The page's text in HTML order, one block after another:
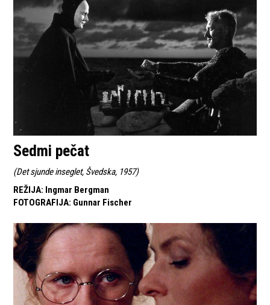
Sedmi pečat
(Det sjunde inseglet, Švedska, 1957)
REŽIJA: Ingmar Bergman
FOTOGRAFIJA: Gunnar Fischer